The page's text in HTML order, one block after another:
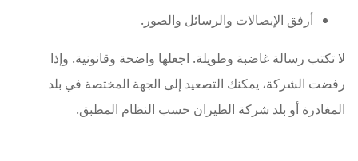
أرفق الإيصالات والرسائل والصور.
لا تكتب رسالة غاضبة وطويلة. اجعلها واضحة وقانونية. وإذا
رفضت الشركة، يمكنك التصعيد إلى الجهة المختصة في بلد
المغادرة أو بلد شركة الطيران حسب النظام المطبق.